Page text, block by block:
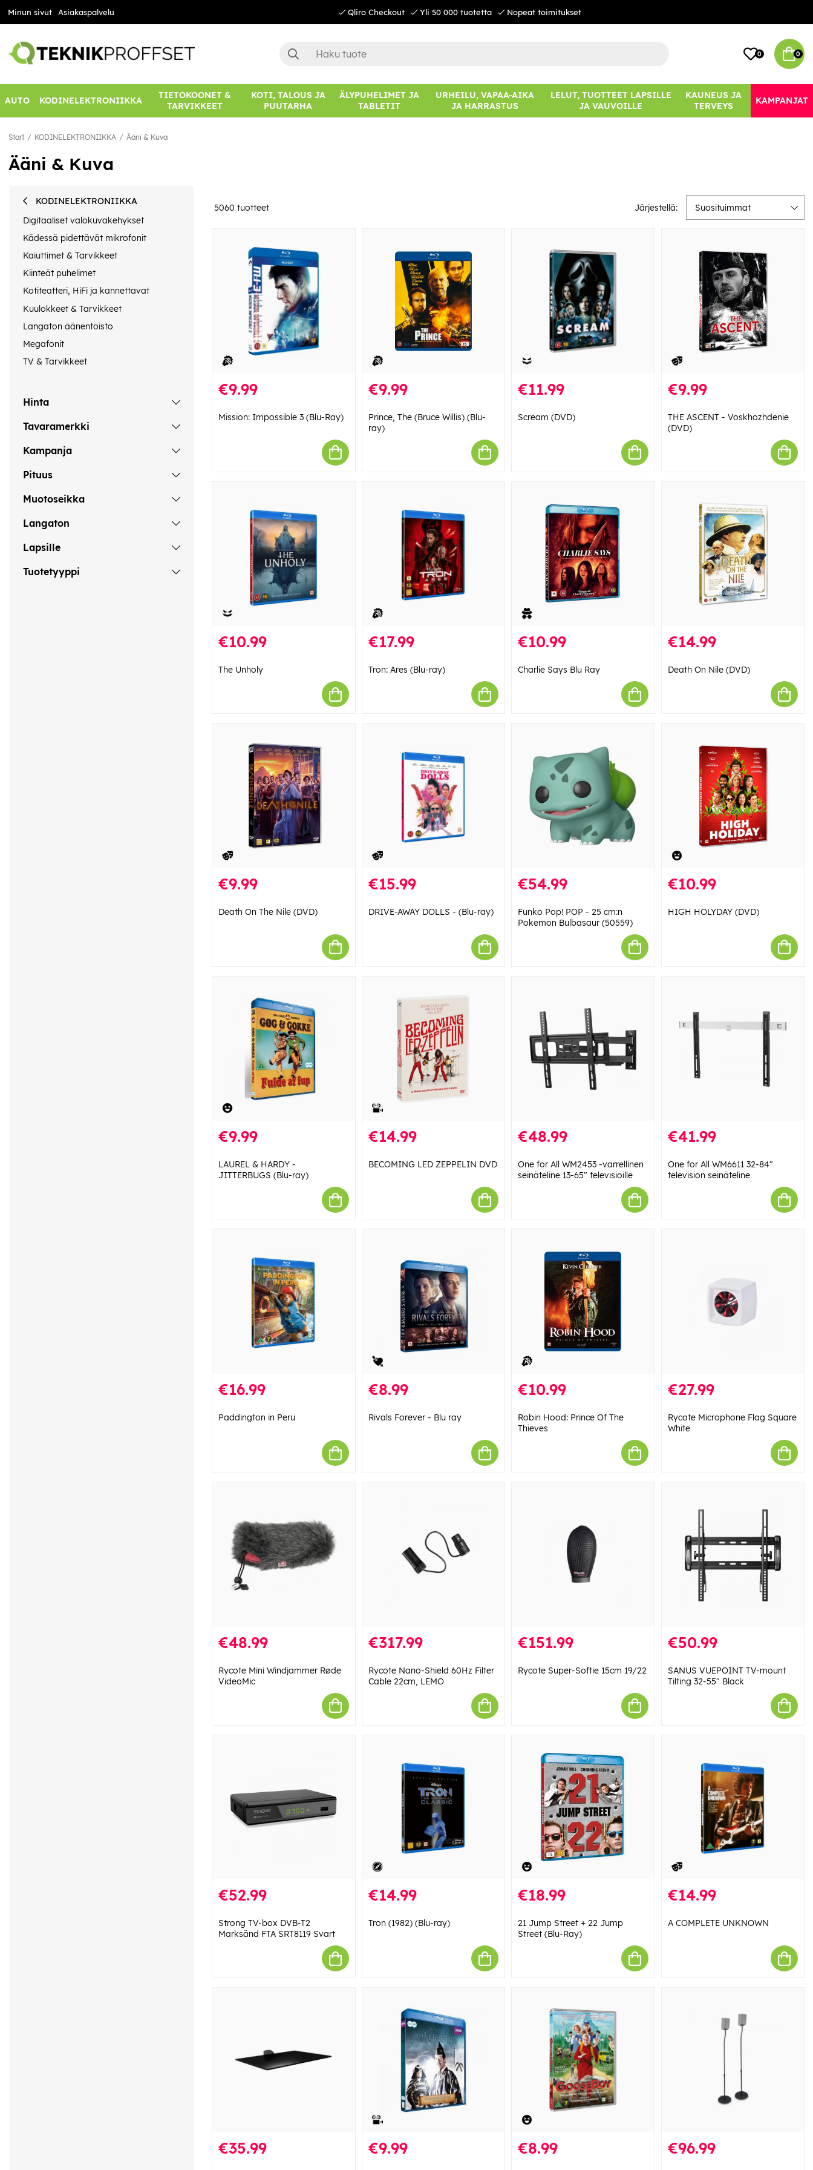
Minun sivut Asiakaspalvelu Qliro Checkout Yli 50 000 tuotetta Nopeat toimitukset
0 0
AUTO KODINELEKTRONIIKKA
TIETOKOONET &
TARVIKKEET
KOTI, TALOUS JA
PUUTARHA
ÄLYPUHELIMET JA
TABLETIT
URHEILU, VAPAA-AIKA
JA HARRASTUS
LELUT, TUOTTEET LAPSILLE
JA VAUVOILLE
KAUNEUS JA
TERVEYS
KAMPANJAT
Start KODINELEKTRONIIKKA Ääni & Kuva
Ääni & Kuva
KODINELEKTRONIIKKA
Digitaaliset valokuvakehykset
Kädessä pidettävät mikrofonit
Kaiuttimet & Tarvikkeet
Kiinteät puhelimet
Kotiteatteri, HiFi ja kannettavat
Kuulokkeet & Tarvikkeet
Langaton äänentoisto
Megafonit
TV & Tarvikkeet
Hinta
Tavaramerkki
Kampanja
Pituus
Muotoseikka
Langaton
Lapsille
Tuotetyyppi
5060 tuotteet Järjestellä: Suosituimmat
€9.99
Mission: Impossible 3 (Blu-Ray)
€9.99
Prince, The (Bruce Willis) (Blu-
ray)
€11.99
Scream (DVD)
€9.99
THE ASCENT - Voskhozhdenie
(DVD)
€10.99
The Unholy
€17.99
Tron: Ares (Blu-ray)
€10.99
Charlie Says Blu Ray
€14.99
Death On Nile (DVD)
€9.99
Death On The Nile (DVD)
€15.99
DRIVE-AWAY DOLLS - (Blu-ray)
€54.99
Funko Pop! POP - 25 cm:n
Pokemon Bulbasaur (50559)
€10.99
HIGH HOLYDAY (DVD)
€9.99
LAUREL & HARDY -
JITTERBUGS (Blu-ray)
€14.99
BECOMING LED ZEPPELIN DVD
€48.99
One for All WM2453 -varrellinen
seinäteline 13-65" televisioille
€41.99
One for All WM6611 32-84"
television seinäteline
€16.99
Paddington in Peru
€8.99
Rivals Forever - Blu ray
€10.99
Robin Hood: Prince Of The
Thieves
€27.99
Rycote Microphone Flag Square
White
€48.99
Rycote Mini Windjammer Røde
VideoMic
€317.99
Rycote Nano-Shield 60Hz Filter
Cable 22cm, LEMO
€151.99
Rycote Super-Softie 15cm 19/22
€50.99
SANUS VUEPOINT TV-mount
Tilting 32-55" Black
€52.99
Strong TV-box DVB-T2
Marksänd FTA SRT8119 Svart
€14.99
Tron (1982) (Blu-ray)
€18.99
21 Jump Street + 22 Jump
Street (Blu-Ray)
€14.99
A COMPLETE UNKNOWN
€35.99 €9.99 €8.99 €96.99